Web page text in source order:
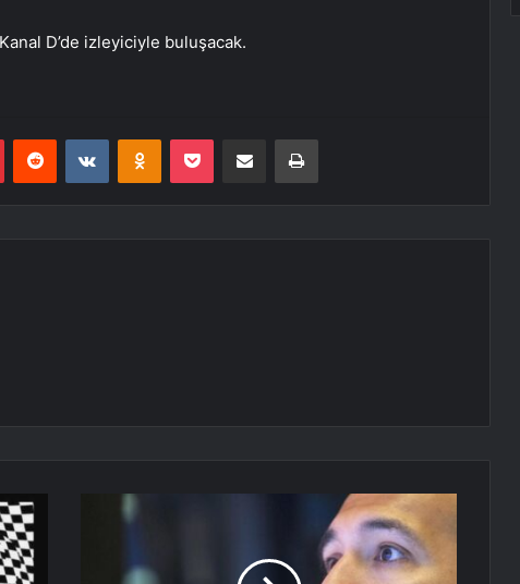
D’de izleyiciyle buluşacak.
PinterestReddit VKontakteOdnoklassniki
Pocket E-Posta ile paylaş Yazdır